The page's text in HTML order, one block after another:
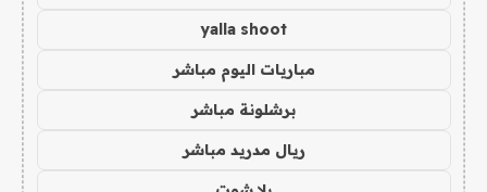
yalla shoot
مباريات اليوم مباشر
برشلونة مباشر
ريال مدريد مباشر